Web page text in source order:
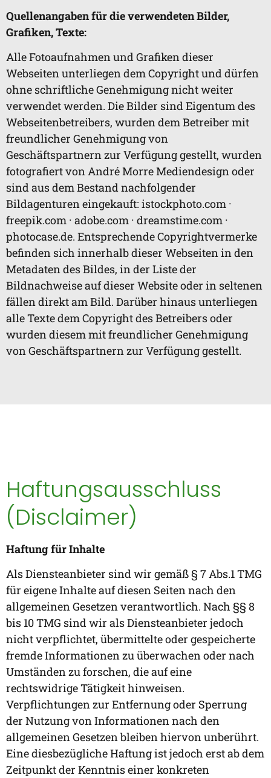
Quellenangaben für die verwendeten Bilder,
Grafiken, Texte:
Alle Fotoaufnahmen und Grafiken dieser
Webseiten unterliegen dem Copyright und dürfen
ohne schriftliche Genehmigung nicht weiter
verwendet werden. Die Bilder sind Eigentum des
Webseitenbetreibers, wurden dem Betreiber mit
freundlicher Genehmigung von
Geschäftspartnern zur Verfügung gestellt, wurden
fotografiert von André Morre Mediendesign oder
sind aus dem Bestand nachfolgender
Bildagenturen eingekauft: istockphoto.com ·
freepik.com · adobe.com · dreamstime.com ·
photocase.de. Entsprechende Copyrightvermerke
befinden sich innerhalb dieser Webseiten in den
Metadaten des Bildes, in der Liste der
Bildnachweise auf dieser Website oder in seltenen
fällen direkt am Bild. Darüber hinaus unterliegen
alle Texte dem Copyright des Betreibers oder
wurden diesem mit freundlicher Genehmigung
von Geschäftspartnern zur Verfügung gestellt.
Haftungsausschluss
(Disclaimer)
Haftung für Inhalte
Als Diensteanbieter sind wir gemäß § 7 Abs.1 TMG
für eigene Inhalte auf diesen Seiten nach den
allgemeinen Gesetzen verantwortlich. Nach §§ 8
bis 10 TMG sind wir als Diensteanbieter jedoch
nicht verpflichtet, übermittelte oder gespeicherte
fremde Informationen zu überwachen oder nach
Umständen zu forschen, die auf eine
rechtswidrige Tätigkeit hinweisen.
Verpflichtungen zur Entfernung oder Sperrung
der Nutzung von Informationen nach den
allgemeinen Gesetzen bleiben hiervon unberührt.
Eine diesbezügliche Haftung ist jedoch erst ab dem
Zeitpunkt der Kenntnis einer konkreten